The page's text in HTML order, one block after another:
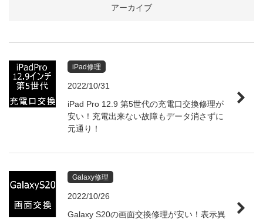
アーカイブ
iPad修理
2022/10/31
iPad Pro 12.9 第5世代の充電口交換修理が
安い！充電出来ない故障もデータ消さずに
元通り！
Galaxy修理
2022/10/26
Galaxy S20の画面交換修理が安い！表示異